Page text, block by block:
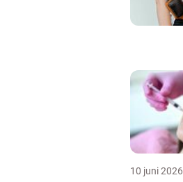
10 juni 2026